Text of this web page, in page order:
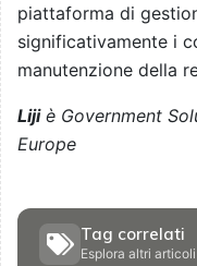
piattaforma di
significativamente i
manutenzione della
Lijiè Government
Europe
Tag correlati
Esplora altri